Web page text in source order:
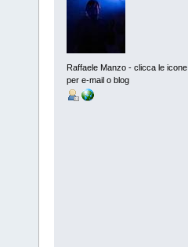
Raffaele Manzo - clicca le icone
per e-mail o blog